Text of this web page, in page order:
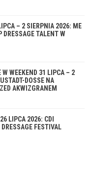
– 2 SIERPNIA 2026: ME
DRESSAGE TALENT W
WEEKEND 31 LIPCA – 2
DOSSE NA
AKWIZGRANEM
LIPCA 2026: CDI
FESTIVAL